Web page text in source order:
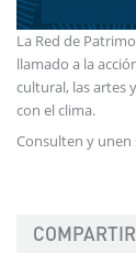
La Red de
llamado a la
cultural, las artes
con el clima.
Consulten y unen
COMPARTIR